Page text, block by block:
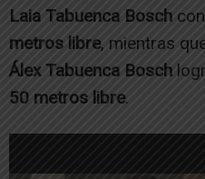
Laia Tabuenca Bosch
metros libre, mientras
Álex Tabuenca Bosch
50 metros libre.